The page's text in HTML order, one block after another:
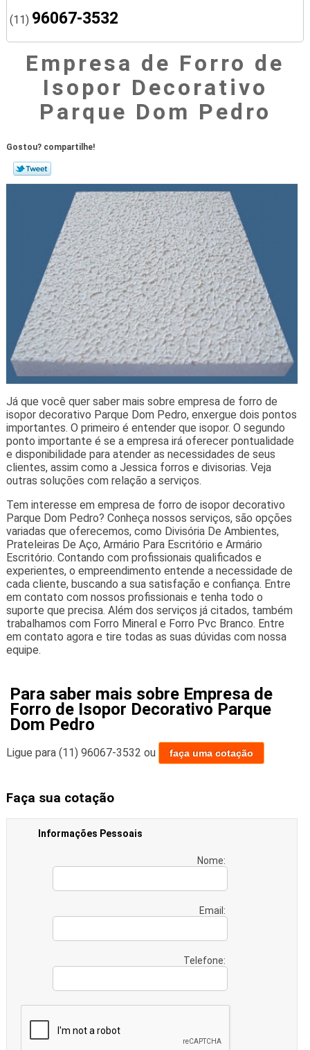
(11) 96067-3532
Empresa de Forro de
Isopor Decorativo
Parque Dom Pedro
Gostou? compartilhe!
Já que você quer saber mais sobre empresa de forro de
isopor decorativo Parque Dom Pedro, enxergue dois pontos
importantes. O primeiro é entender que isopor. O segundo
ponto importante é se a empresa irá oferecer pontualidade
e disponibilidade para atender as necessidades de seus
clientes, assim como a Jessica forros e divisorias. Veja
outras soluções com relação a serviços.
Tem interesse em empresa de forro de isopor decorativo
Parque Dom Pedro? Conheça nossos serviços, são opções
variadas que oferecemos, como Divisória De Ambientes,
Prateleiras De Aço, Armário Para Escritório e Armário
Escritório. Contando com profissionais qualificados e
experientes, o empreendimento entende a necessidade de
cada cliente, buscando a sua satisfação e confiança. Entre
em contato com nossos profissionais e tenha todo o
suporte que precisa. Além dos serviços já citados, também
trabalhamos com Forro Mineral e Forro Pvc Branco. Entre
em contato agora e tire todas as suas dúvidas com nossa
equipe.
Para saber mais sobre Empresa de
Forro de Isopor Decorativo Parque
Dom Pedro
Ligue para (11) 96067-3532 ou faça uma cotação
Faça sua cotação
Informações Pessoais
Nome:
Email:
Telefone: